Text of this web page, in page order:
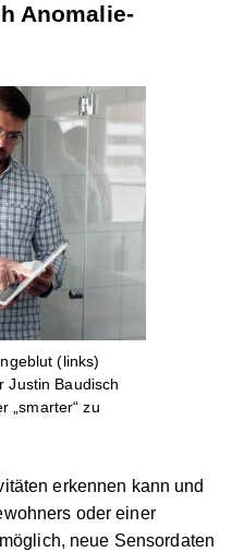
Anomalie-
(links)
Justin Baudisch
„smarter“ zu
erkennen kann und
oder einer
neue Sensordaten